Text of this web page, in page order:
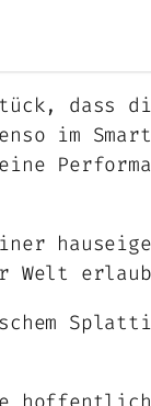
dass
im
Welt